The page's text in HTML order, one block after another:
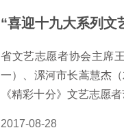
“喜迎十九大系列文
省文艺志愿者协会主席
一）、漯河市长蒿慧杰
《精彩十分》文艺志愿
2017-08-28